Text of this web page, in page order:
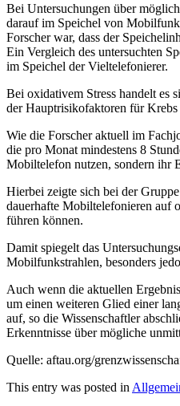
Bei Untersuchungen über
darauf im Speichel von
Forscher war, dass der
Ein Vergleich des untersuchten
im Speichel der Vieltelefonierer.
Bei oxidativem Stress handelt es
der Hauptrisikofaktoren für
Wie die Forscher aktuell im
die pro Monat mindestens 8
Mobiltelefon nutzen, sondern ihr
Hierbei zeigte sich bei der
dauerhafte Mobiltelefonieren auf
führen können.
Damit spiegelt das
Mobilfunkstrahlen, besonders
Auch wenn die aktuellen
um einen weiteren Glied einer
auf, so die Wissenschaftler
Erkenntnisse über mögliche
Quelle: aftau.org/
This entry was posted in